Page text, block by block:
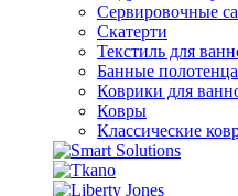
Сервировочные
Скатерти
Текстиль для
Банные полотенца
Коврики для
Ковры
Классические